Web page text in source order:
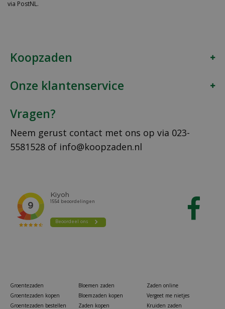
via PostNL.
Koopzaden
Onze klantenservice
Vragen?
Neem gerust contact met ons op via 023-
5581528 of info@koopzaden.nl
Groentezaden
Groentezaden kopen
Groentezaden bestellen
Bloemen zaden
Bloemzaden kopen
Zaden kopen
Zaden online
Vergeet me nietjes
Kruiden zaden